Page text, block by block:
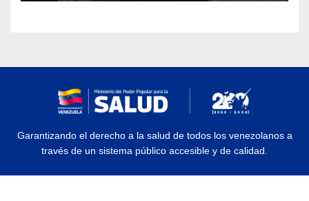
Garantizando el derecho a la salud de todos los venezolanos a
través de un sistema público accesible y de calidad.